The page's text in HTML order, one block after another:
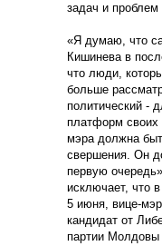
задач и проблем
«Я думаю, что
Кишинева в
что люди,
больше
политический -
платформ своих
мэра должна
свершения. Он
первую
исключает, что
5 июня, вице-
кандидат от
партии